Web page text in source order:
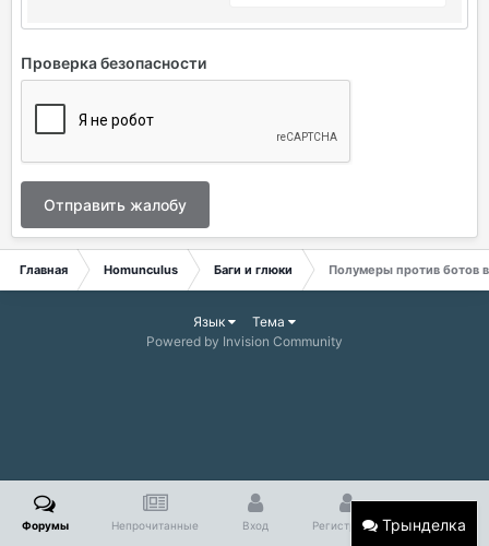
Проверка безопасности
Отправить жалобу
Главная Homunculus Баги и глюки Полумеры против ботов
Трынделка
Язык
Тема
Powered by Invision Community
Форумы Непрочитанные Вход Регистрация Больше